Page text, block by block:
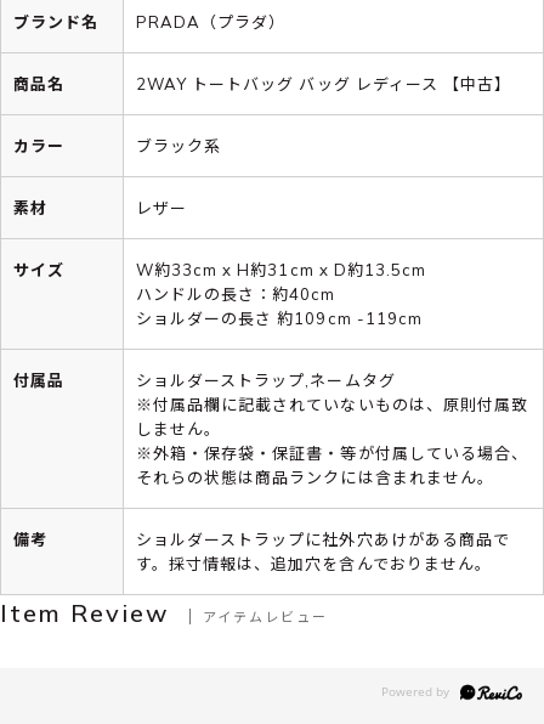
ブランド名 PRADA（プラダ）
商品名 2WAY トートバッグ バッグ レディース 【中古】
カラー ブラック系
素材 レザー
サイズ
W約33cm x H約31cm x D約13.5cm
ハンドルの長さ：約40cm
ショルダーの長さ 約109cm -119cm
付属品
ショルダーストラップ,ネームタグ
※付属品欄に記載されていないものは、原則付属致
しません。
※外箱・保存袋・保証書・等が付属している場合、
それらの状態は商品ランクには含まれません。
備考
ショルダーストラップに社外穴あけがある商品で
す。採寸情報は、追加穴を含んでおりません。
Item Review アイテムレビュー